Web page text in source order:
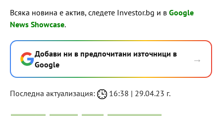
Всяка новина е актив, следете Investor.bg и в Google
News Showcase.
Добави ни в предпочитани източници в
Google
→
Последна актуализация: 16:38 | 29.04.23 г.